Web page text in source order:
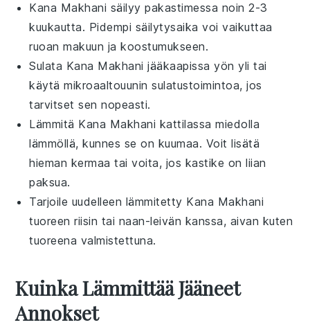
Kana Makhani säilyy pakastimessa noin 2-3
kuukautta. Pidempi säilytysaika voi vaikuttaa
ruoan makuun ja koostumukseen.
Sulata Kana Makhani jääkaapissa yön yli tai
käytä mikroaaltouunin sulatustoimintoa, jos
tarvitset sen nopeasti.
Lämmitä Kana Makhani kattilassa miedolla
lämmöllä, kunnes se on kuumaa. Voit lisätä
hieman kermaa taivoita, jos kastike on liian
paksua.
Tarjoile uudelleen lämmitetty Kana Makhani
tuoreenriisin tai naan-leivän kanssa, aivan kuten
tuoreena valmistettuna.
Kuinka Lämmittää Jääneet
Annokset